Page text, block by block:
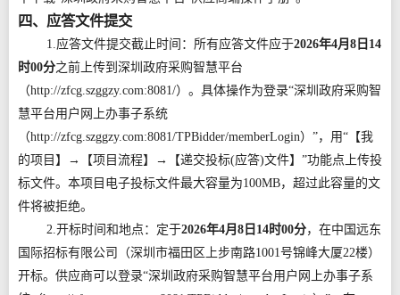
四、应答文件提交
1.应答文件提交截止时间：所有应答文件应于2026年4月8日14
时00分之前上传到深圳政府采购智慧平台
（http://zfcg.szggzy.com:8081/）。具体操作为登录“深圳政府采购智
慧平台用户网上办事子系统
（http://zfcg.szggzy.com:8081/TPBidder/memberLogin）”，用“【我
的项目】→【项目流程】→【递交投标(应答)文件】”功能点上传投
标文件。本项目电子投标文件最大容量为100MB，超过此容量的文
件将被拒绝。
2.开标时间和地点：定于2026年4月8日14时00分，在中国远东
国际招标有限公司（深圳市福田区上步南路1001号锦峰大厦22楼）
开标。供应商可以登录“深圳政府采购智慧平台用户网上办事子系